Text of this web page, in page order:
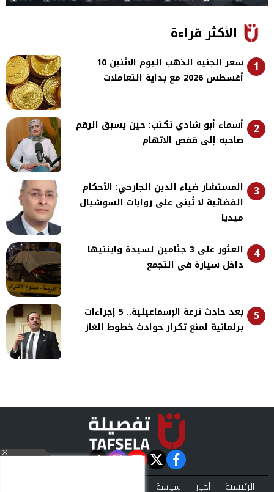
الأكثر قراءة
1
سعر الجنيه الذهب اليوم الاثنين 10
أغسطس 2026 مع بداية التعاملات
2
أسماء أبو شادي تكتب: حين يسبق الرقم
صاحبه إلى قفص الاتهام
3
المستشار ضياء الدين الجارحي: الأحكام
القضائية لا تُبنى على روايات السوشيال
ميديا
4
العثور على 3 جثامين لسيدة وابنتيها
داخل سيارة في التجمع
5
بعد حادث ترعة الإسماعيلية.. 5 إجراءات
برلمانية لمنع تكرار حوادث خطوط الغاز
facebook
twitter
الرئيسية أخبار سياسة